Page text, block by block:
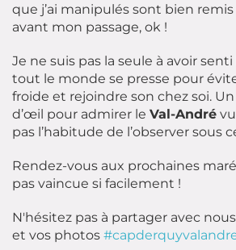
que j’ai manipulés sont bien
avant mon passage, ok !
Je ne suis pas la seule à avoir
tout le monde se presse pour
froide et rejoindre son chez soi.
d’œil pour admirer le Val-André
pas l’habitude de l’observer sous
Rendez-vous aux prochaines
pas vaincue si facilement !
N'hésitez pas à partager avec
et vos photos